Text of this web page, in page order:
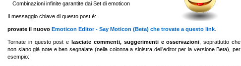
Combinazioni infinite garantite dai Set di emoticon
Il messaggio chiave di questo post è:
provate il nuovo Emoticon Editor - Say Moticon (Beta) che trovate a questo link
Tornate in questo post elasciate commenti, suggerimenti e osservazioni , soprattutto che
non siano già note e ben segnalate (nella colonna a sinistra dell’editor per la versione Beta), per
esempio: